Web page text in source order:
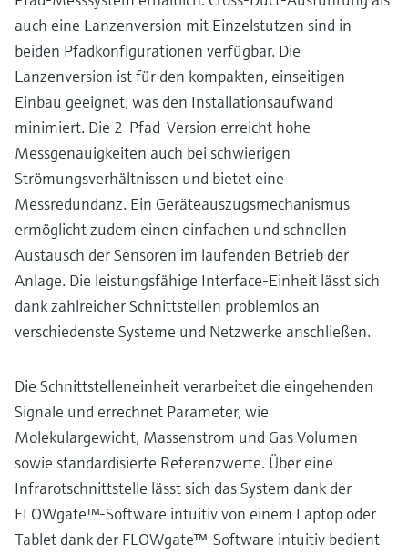
auch eine Lanzenversion mit Einzelstutzen sind in
beiden Pfadkonfigurationen verfügbar. Die
Lanzenversion ist für den kompakten, einseitigen
Einbau geeignet, was den Installationsaufwand
minimiert. Die 2-Pfad-Version erreicht hohe
Messgenauigkeiten auch bei schwierigen
Strömungsverhältnissen und bietet eine
Messredundanz. Ein Geräteauszugsmechanismus
ermöglicht zudem einen einfachen und schnellen
Austausch der Sensoren im laufenden Betrieb der
Anlage. Die leistungsfähige Interface-Einheit lässt sich
dank zahlreicher Schnittstellen problemlos an
verschiedenste Systeme und Netzwerke anschließen.
Die Schnittstelleneinheit verarbeitet die eingehenden
Signale und errechnet Parameter, wie
Molekulargewicht, Massenstrom und Gas Volumen
sowie standardisierte Referenzwerte. Über eine
Infrarotschnittstelle lässt sich das System dank der
FLOWgate™-Software intuitiv von einem Laptop oder
Tablet dank der FLOWgate™-Software intuitiv bedient